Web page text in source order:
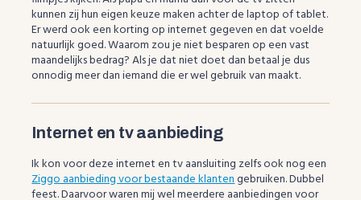
kunnen zij hun eigen keuze maken achter de laptop of tablet.
Er werd ook een korting op internet gegeven en dat voelde
natuurlijk goed. Waarom zou je niet besparen op een vast
maandelijks bedrag? Als je dat niet doet dan betaal je dus
onnodig meer dan iemand die er wel gebruik van maakt.
Internet en tv aanbieding
Ik kon voor deze internet en tv aansluiting zelfs ook nog een
Ziggo aanbieding voor bestaande klantengebruiken. Dubbel
feest. Daarvoor waren mij wel meerdere aanbiedingen voor